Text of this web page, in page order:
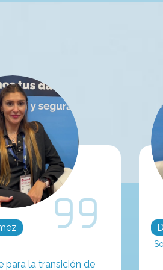
para la transición de